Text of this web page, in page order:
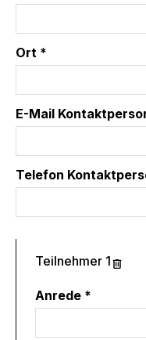
Ort *
E-Mail
Telefon
Teilnehmer 1
Anrede *